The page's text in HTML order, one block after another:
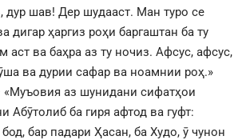
дур шав! Дер шудааст. Ман туро се
дигар ҳаргиз роҳи баргаштан ба ту
аст ва баҳра аз ту ночиз. Афсус, афсус,
ва дурии сафар ва ноамнии роҳ.»
«Муъовия аз шунидани сифатҳои
Абӯтолиб ба гиря афтод ва гуфт:
бар падари Ҳасан, ба Худо, ӯ чунон